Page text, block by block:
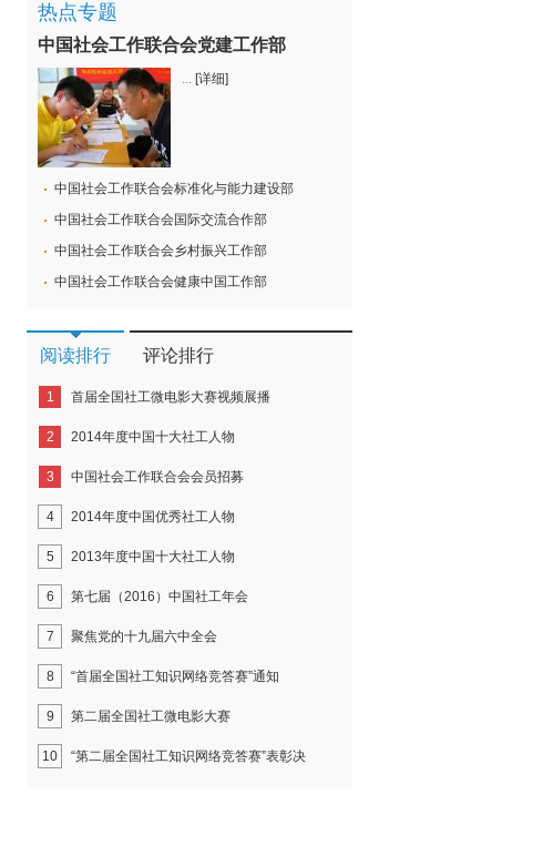
热点专题
中国社会工作联合会党建工作部
... [详细]
中国社会工作联合会标准化与能力建设部
中国社会工作联合会国际交流合作部
中国社会工作联合会乡村振兴工作部
中国社会工作联合会健康中国工作部
阅读排行 评论排行
1 首届全国社工微电影大赛视频展播
2 2014年度中国十大社工人物
3 中国社会工作联合会会员招募
4 2014年度中国优秀社工人物
5 2013年度中国十大社工人物
6 第七届（2016）中国社工年会
7 聚焦党的十九届六中全会
8 “首届全国社工知识网络竞答赛”通知
9 第二届全国社工微电影大赛
10 “第二届全国社工知识网络竞答赛”表彰决